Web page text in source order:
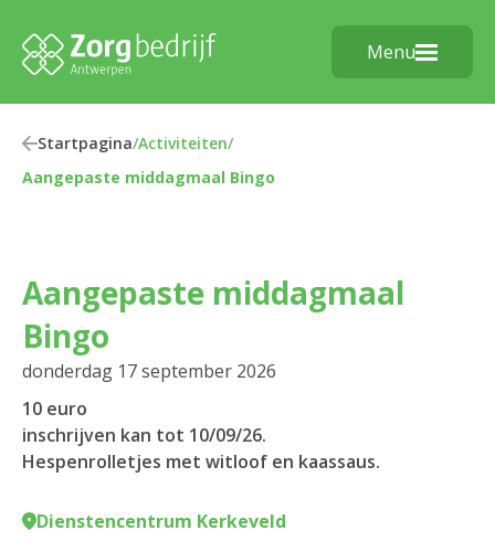
Menu
Startpagina/Activiteiten/
Aangepaste middagmaal Bingo
Aangepaste middagmaal
Bingo
donderdag 17 september 2026
10 euro
inschrijven kan tot 10/09/26.
Hespenrolletjes met witloof en kaassaus.
Dienstencentrum Kerkeveld